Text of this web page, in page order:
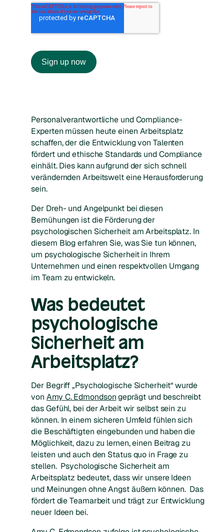
Personalverantwortliche und Compliance-
Experten müssen heute einen Arbeitsplatz
schaffen, der die Entwicklung von Talenten
fördert und ethische Standards und Compliance
einhält. Dies kann aufgrund der sich schnell
verändernden Arbeitswelt eine Herausforderung
sein.
Der Dreh- und Angelpunkt bei diesen
Bemühungen ist die Förderung der
psychologischen Sicherheit am Arbeitsplatz. In
diesem Blog erfahren Sie, was Sie tun können,
um psychologische Sicherheit in Ihrem
Unternehmen und einen respektvollen Umgang
im Team zu entwickeln.
Was bedeutet
psychologische
Sicherheit am
Arbeitsplatz?
Der Begriff „Psychologische Sicherheit“ wurde
von Amy C. Edmondsongeprägt und beschreibt
das Gefühl, bei der Arbeit wir selbst sein zu
können. In einem sicheren Umfeld fühlen sich
die Beschäftigten eingebunden und haben die
Möglichkeit, dazu zu lernen, einen Beitrag zu
leisten und auch den Status quo in Frage zu
stellen. Psychologische Sicherheit am
Arbeitsplatz bedeutet, dass wir unsere Ideen
und Meinungen ohne Angst äußern können. Das
fördert die Teamarbeit und trägt zur Entwicklung
neuer Ideen bei.